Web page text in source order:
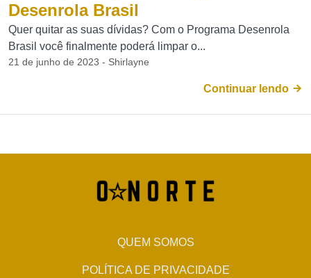
Desenrola Brasil
Quer quitar as suas dívidas? Com o Programa Desenrola
Brasil você finalmente poderá limpar o...
21 de junho de 2023 - Shirlayne
Continuar lendo
QUEM SOMOS
POLÍTICA DE PRIVACIDADE